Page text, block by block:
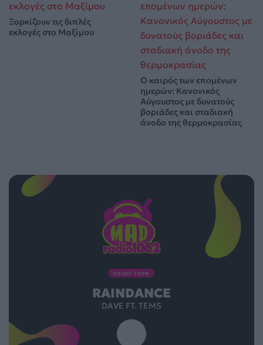
Ξορκίζουν τις διπλές
εκλογές στο Μαξίμου
Ο καιρός των επομένων
ημερών: Κανονικός
Αύγουστος με δυνατούς
βοριάδες και σταδιακή
άνοδο της θερμοκρασίας
ΠΑΙΖΕΙ ΤΩΡΑ
RAINDANCE
DAVE FT. TEMS